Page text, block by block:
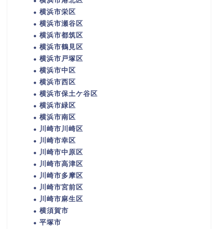
横浜市栄区
横浜市瀬谷区
横浜市都筑区
横浜市鶴見区
横浜市戸塚区
横浜市中区
横浜市西区
横浜市保土ケ谷区
横浜市緑区
横浜市南区
川崎市川崎区
川崎市幸区
川崎市中原区
川崎市高津区
川崎市多摩区
川崎市宮前区
川崎市麻生区
横須賀市
平塚市